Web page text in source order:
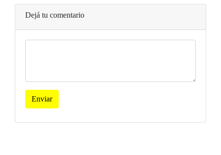
Dejá tu comentario
Enviar